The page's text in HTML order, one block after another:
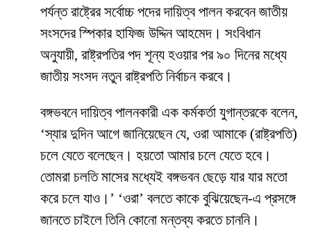
পর্যন্ত রাষ্ট্রের সর্বোচ্চ পদের দায়িত্ব পালন করবেন জাতীয়
সংসদের স্পিকার হাফিজ উদ্দিন আহমেদ। সংবিধান
অনুযায়ী, রাষ্ট্রপতির পদ শূন্য হওয়ার পর ৯০ দিনের মধ্যে
জাতীয় সংসদ নতুন রাষ্ট্রপতি নির্বাচন করবে।
বঙ্গভবনে দায়িত্ব পালনকারী এক কর্মকর্তা যুগান্তরকে বলেন,
‘স্যার দুদিন আগে জানিয়েছেন যে, ওরা আমাকে (রাষ্ট্রপতি)
চলে যেতে বলেছেন। হয়তো আমার চলে যেতে হবে।
তোমরা চলতি মাসের মধ্যেই বঙ্গভবন ছেড়ে যার যার মতো
করে চলে যাও।’ ‘ওরা’ বলতে কাকে বুঝিয়েছেন-এ প্রসঙ্গে
জানতে চাইলে তিনি কোনো মন্তব্য করতে চাননি।